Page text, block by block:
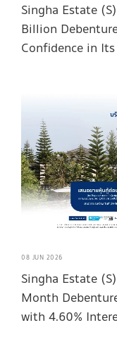
Singha Estate
Billion
Confidence in
08 JUN 2026
Singha Estate
Month
with 4.60%